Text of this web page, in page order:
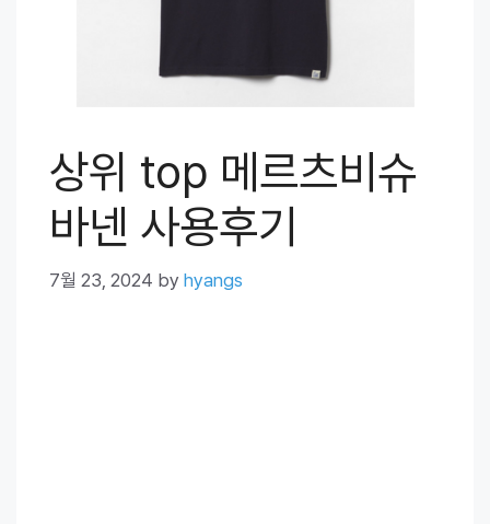
상위 top 메르츠비슈
바넨 사용후기
7월 23, 2024 by hyangs